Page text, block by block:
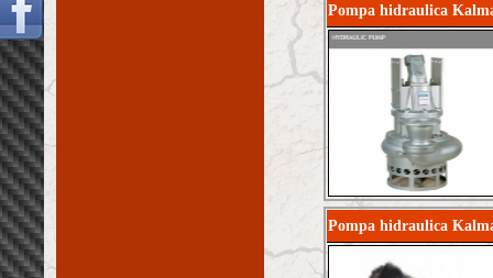
Pompa hidraulica
Pompa hidraulica